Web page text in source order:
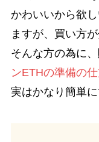
かわいいから欲
ますが、買い方が
そんな方の為に
ンETHの準備の
実はかなり簡単に